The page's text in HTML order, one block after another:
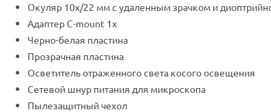
Окуляр 10x/22 мм с удаленным зрачком и
Адаптер C-mount 1х
Черно-белая пластина
Прозрачная пластина
Осветитель отраженного света косого освещения
Сетевой шнур питания для микроскопа
Пылезащитный чехол